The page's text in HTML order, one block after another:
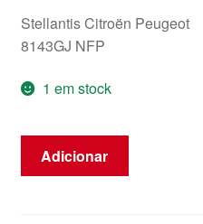
Stellantis Citroën Peugeot
8143GJ NFP
1 em stock
Quantidade
Adicionar